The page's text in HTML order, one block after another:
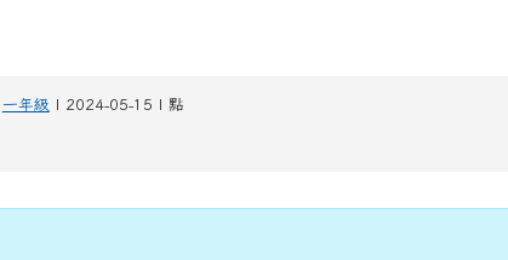
一年級 | 2024-05-15 | 點